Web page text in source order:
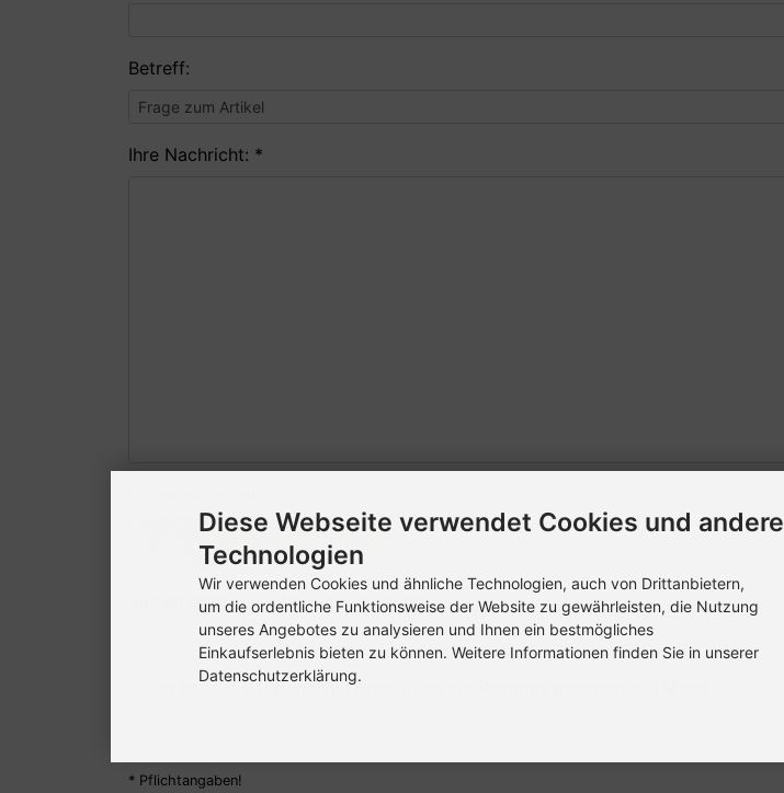
Betreff:
Ihre Nachricht: *
Sicherheitscode bitte hier eingeben:
Ich habe die Datenschutzrichtlinien zur Kenntnis genommen.
* Pflichtangaben!
Diese Webseite verwendet Cookies und andere
Technologien
Wir verwenden Cookies und ähnliche Technologien, auch von Drittanbietern,
um die ordentliche Funktionsweise der Website zu gewährleisten, die Nutzung
unseres Angebotes zu analysieren und Ihnen ein bestmögliches
Einkaufserlebnis bieten zu können. Weitere Informationen finden Sie in unserer
Datenschutzerklärung.